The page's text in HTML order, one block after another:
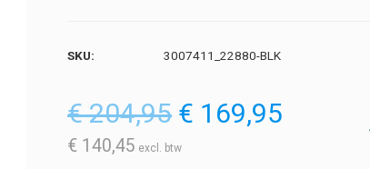
SKU: 3007411_22880-BLK
€204,95 Oorspronkelijke
prijs
was:
€ 169,95
€ 140,45